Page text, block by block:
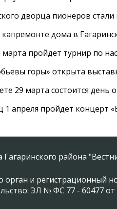
дворца пионеров
дома в
пройдет турнир по
горы» открыта
29 марта состоится день
1 апреля пройдет концерт
Гагаринского района
орган и регистрационный
ЭЛ № ФС 77 - 60477 от